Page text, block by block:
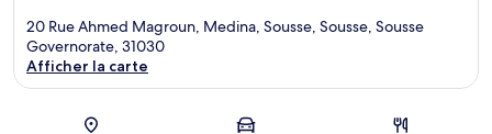
20 Rue Ahmed Magroun, Medina, Sousse, Sousse, Sousse
Governorate, 31030
Afficher la carte